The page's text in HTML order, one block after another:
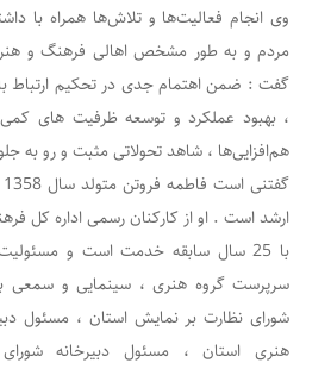
وی انجام فعالیت‌ها و تلاش‌ها همراه با
مردم و به طور مشخص اهالی فرهنگ و هنر را
گفت : ضمن اهتمام جدی در تحکیم ارتباط با
، بهبود عملکرد و توسعه ظرفیت های کمی
هم‌افزایی‌ها ، شاهد تحولاتی مثبت و رو به
ارشد است . او از کارکنان رسمی اداره کل
با 25 سال سابقه خدمت است و
سرپرست گروه هنری ، سینمایی و سمعی
شورای نظارت بر نمایش استان ، مسئول
هنری استان ، مسئول دبیرخانه